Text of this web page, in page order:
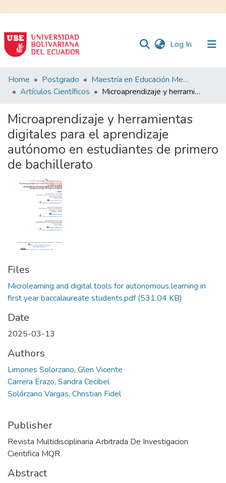
Log In (current)
Communities
&
All of DSpace
Statistics
Home Postgrado
Maestría en Educación Mención en Pedagogía en Entornos Digitales
Artículos Científicos
Microaprendizaje y herramientas digitales para el aprendizaje autónomo en estudiantes de primero de bachillerato
Microaprendizaje y herramientas
digitales para el aprendizaje
autónomo en estudiantes de primero
de bachillerato
Files
Microlearning and digital tools for autonomous learning in
first year baccalaureate students.pdf(531.04 KB)
Date
2025-03-13
Authors
Limones Solorzano, Glen Vicente
Carrera Erazo, Sandra Cecibel
Solórzano Vargas, Christian Fidel
Publisher
Revista Multidisciplinaria Arbitrada De Investigacion
Cientifica MQR
Abstract